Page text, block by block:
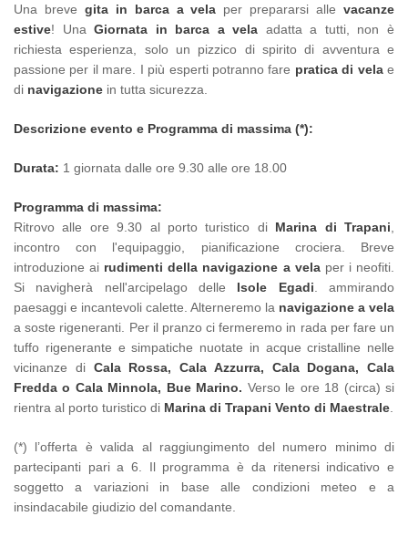
Una breve gita in barca a vela per prepararsi allevacanze
estive! UnaGiornata in barca a vela adatta a tutti, non è
richiesta esperienza, solo un pizzico di spirito di avventura e
passione per il mare. I più esperti potranno fare pratica di velae
di navigazione in tutta sicurezza.
Descrizione evento e Programma di massima (*):
Durata: 1 giornata dalle ore 9.30 alle ore 18.00
Programma di massima:
Ritrovo alle ore 9.30 al porto turistico di Marina di Trapani
incontro con l'equipaggio, pianificazione crociera. Breve
introduzione ai rudimenti della navigazione a velaper i neofiti.
Si navigherà nell'arcipelago delle Isole Egadi . ammirando
paesaggi e incantevoli calette. Alterneremo la navigazione a vela
a soste rigeneranti. Per il pranzo ci fermeremo in rada per fare un
tuffo rigenerante e simpatiche nuotate in acque cristalline nelle
vicinanze di Cala Rossa, Cala Azzurra, Cala Dogana, Cala
Fredda o Cala Minnola, Bue Marino. Verso le ore 18 (circa) si
rientra al porto turistico di Marina di Trapani Vento di Maestrale
(*) l’offerta è valida al raggiungimento del numero minimo di
partecipanti pari a 6. Il programma è da ritenersi indicativo e
soggetto a variazioni in base alle condizioni meteo e a
insindacabile giudizio del comandante.